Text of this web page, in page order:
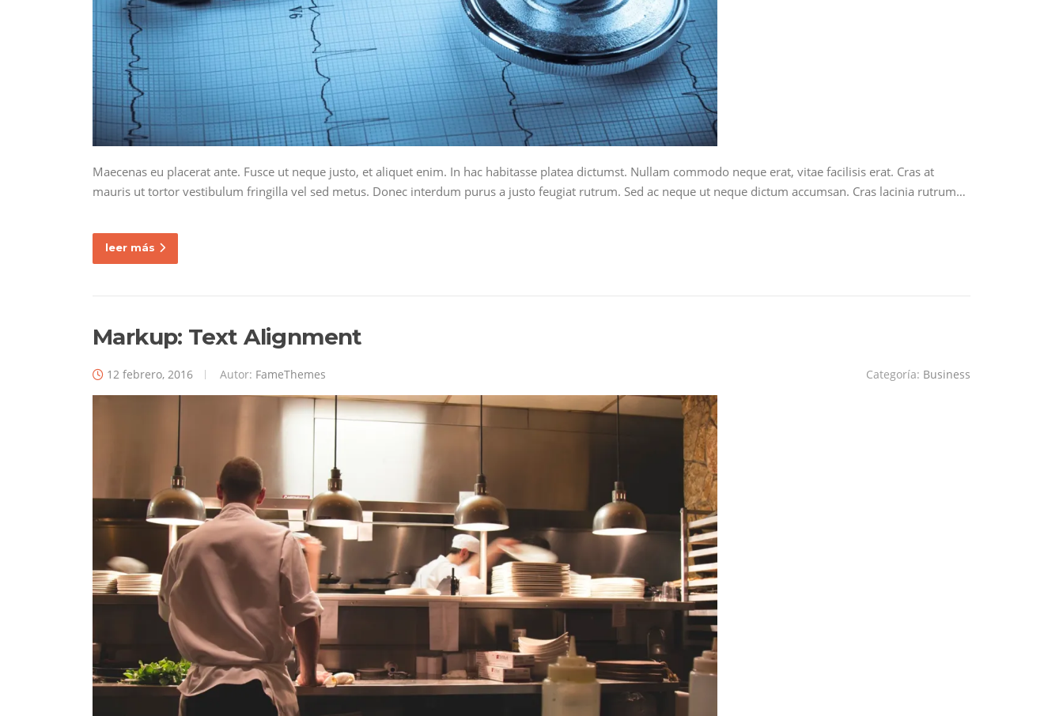
Maecenas eu placerat ante. Fusce ut neque justo, et aliquet enim. In hac habitasse platea dictumst. Nullam commodo neque erat, vitae facilisis erat. Cras at
mauris ut tortor vestibulum fringilla vel sed metus. Donec interdum purus a justo feugiat rutrum. Sed ac neque ut neque dictum accumsan. Cras lacinia rutrum…
leer más
Markup: Text Alignment
12 febrero, 2016 Autor: FameThemes Categoría: Business